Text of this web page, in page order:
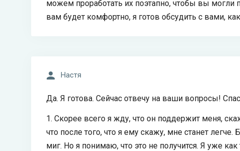
можем проработать их поэтапно, чтобы вы могли
вам будет комфортно, я готов обсудить с вами,
Настя
Да. Я готова. Сейчас отвечу на ваши вопросы!
1. Скорее всего я жду, что он поддержит меня,
что после того, что я ему скажу, мне станет
миг. Но я понимаю, что это не получится. Я уже